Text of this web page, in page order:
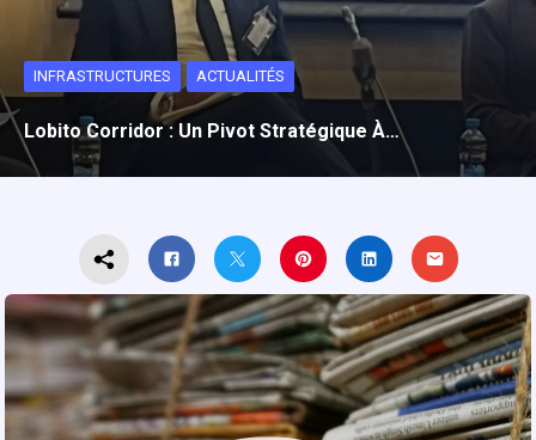
INFRASTRUCTURES ACTUALITÉS
Lobito Corridor : Un Pivot Stratégique À…